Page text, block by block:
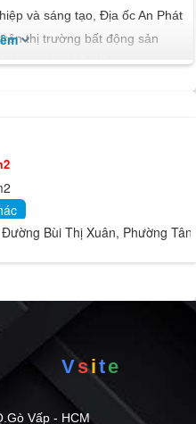
và sáng tạo, Địa ốc An Phát
thị trường bất động sản
lượng lớn khách hàng.
2025 là “Trở thành 1 trong
Nam”.
doanh nghiệp hàng đầu
doanh và quản lý bất động
phẩm có tính minh bạch và
cậy của Khách Hàng, Đối Tác
cư cho nhân viên.
nghiệp
Bùi Thị Xuân, Phường
Vsite
Vấp - HCM